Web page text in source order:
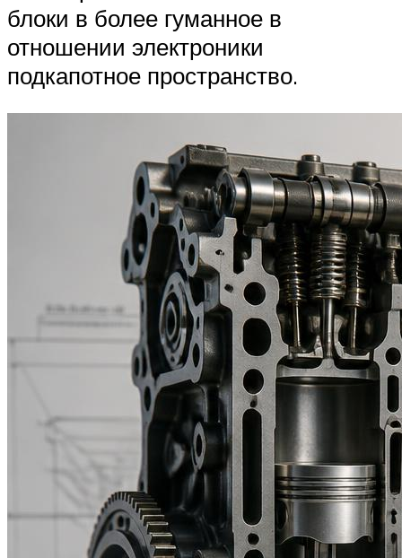
блоки в более гуманное в
отношении электроники
подкапотное пространство.